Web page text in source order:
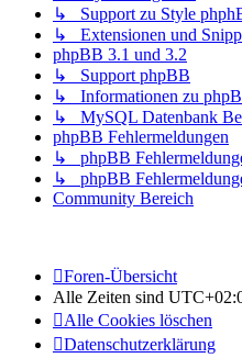
↳ Support zu Style
↳ Extensionen und
phpBB 3.1 und 3.2
↳ Support phpBB
↳ Informationen zu
↳ MySQL Datenbank
phpBB Fehlermeldungen
↳ phpBB
↳ phpBB
Community Bereich
Foren-Übersicht
Alle Zeiten sind
Alle Cookies löschen
Datenschutzerklärung